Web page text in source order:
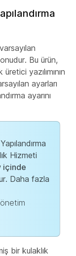
Bu ürün,
yazılımının
ayarları
ayarını
Hizmeti
içinde
Daha fazla
bir kulaklık